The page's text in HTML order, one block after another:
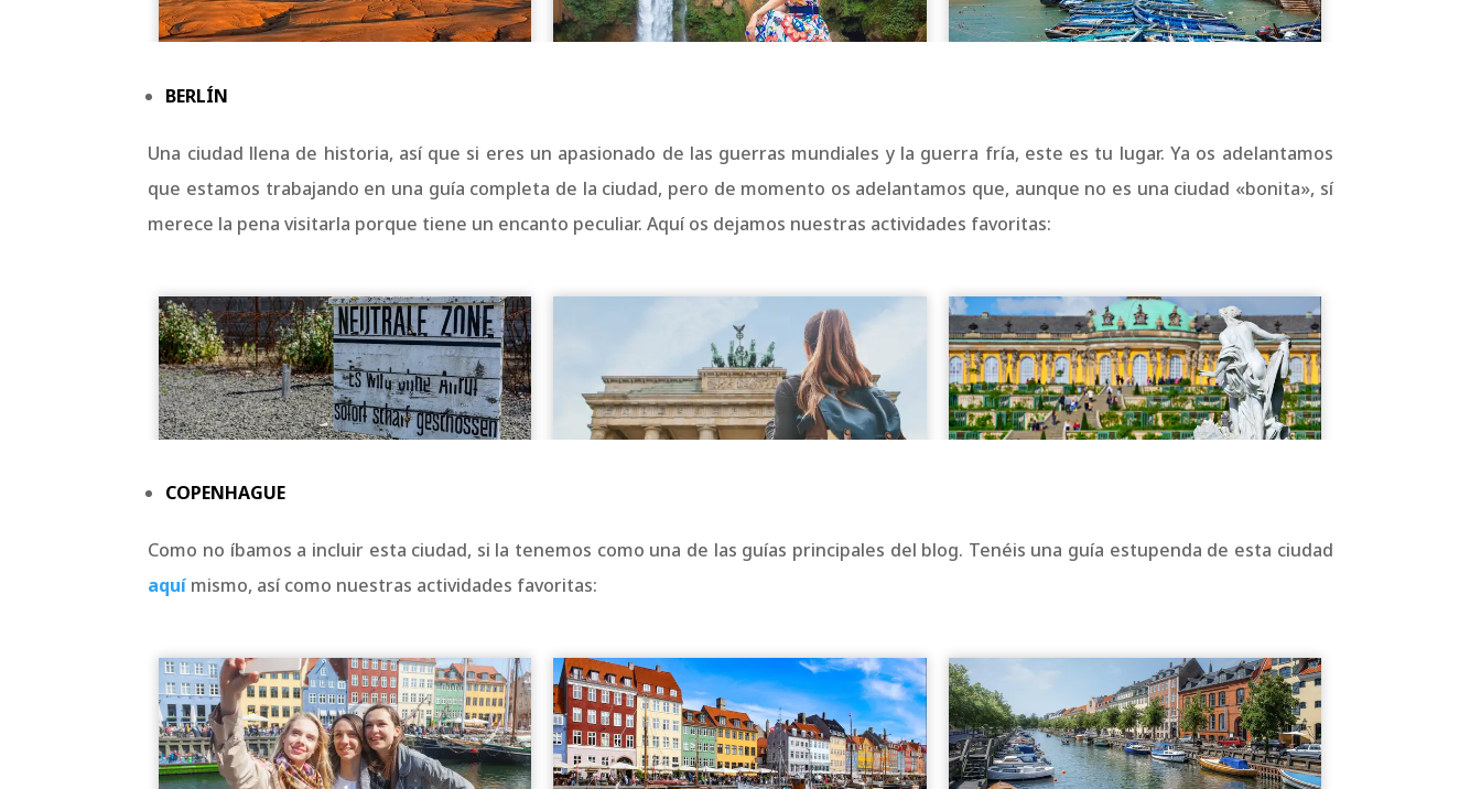
BERLÍN
Una ciudad llena de historia, así que si eres un apasionado de las guerras mundiales y la guerra fría, este es tu lugar. Ya os adelantamos
que estamos trabajando en una guía completa de la ciudad, pero de momento os adelantamos que, aunque no es una ciudad «bonita», sí
merece la pena visitarla porque tiene un encanto peculiar. Aquí os dejamos nuestras actividades favoritas:
COPENHAGUE
Como no íbamos a incluir esta ciudad, si la tenemos como una de las guías principales del blog. Tenéis una guía estupenda de esta ciudad
aquímismo, así como nuestras actividades favoritas: